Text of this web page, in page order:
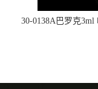
30-0138A巴罗克